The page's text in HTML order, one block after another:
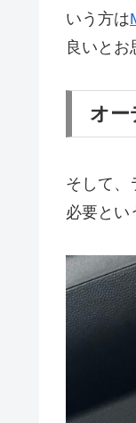
いう方は
良いとお
オー
そして、
必要とい